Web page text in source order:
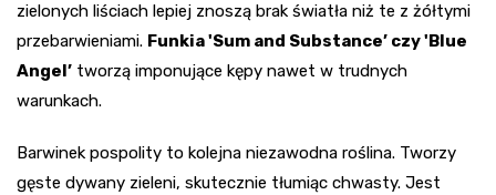
zielonych liściach lepiej znoszą brak światła niż te z żółtymi
przebarwieniami. Funkia 'Sum and Substance’ czy 'Blue
Angel’ tworzą imponujące kępy nawet w trudnych
warunkach.
Barwinek pospolity to kolejna niezawodna roślina. Tworzy
gęste dywany zieleni, skutecznie tłumiąc chwasty. Jest